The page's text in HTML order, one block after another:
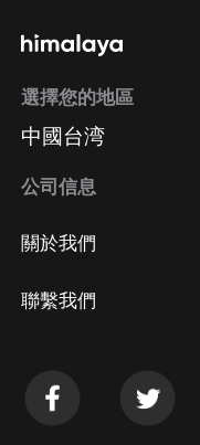
選擇您的地區
中國台湾
公司信息
關於我們
聯繫我們